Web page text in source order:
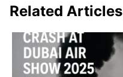
Related Articles